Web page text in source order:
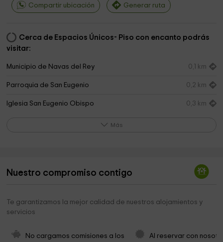
Compartir ubicación Generar ruta
Cerca de Espacios Únicos- Piso con encanto podrás
visitar:
Municipio de Navas del Rey 0,1 km
Parroquia de San Eugenio 0,2 km
Iglesia San Eugenio Obispo 0,3 km
Plaza de toros portátil de Chapinería 3,1 km
Ermita del Ángel
Parroquia de la Concepción
Más
Nuestro compromiso contigo
Te garantizamos la mejor calidad de nuestros alojamientos y
servicios
No cargamos comisiones a los
Al reservar con